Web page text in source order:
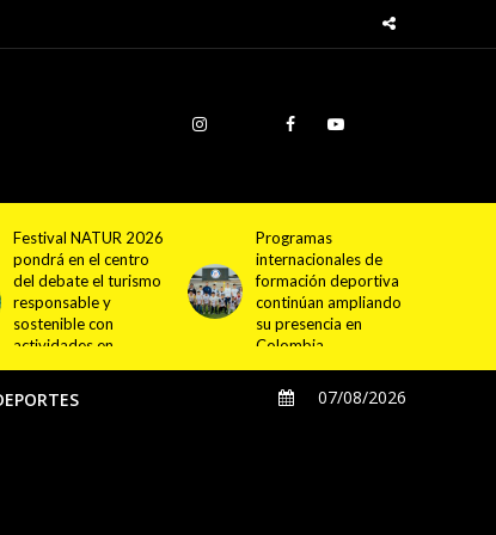
Programas
internacionales de
formación deportiva
continúan ampliando
su presencia en
Colombia
Cundinamarca
proyecta la
construcción de
4.000 nuevas
viviendas en 12
municipios
07/08/2026